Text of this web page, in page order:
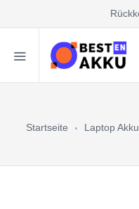
Startseite Laptop Akku